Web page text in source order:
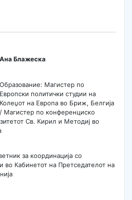
Ана Блажеска
Образование: Магистер по
Европски политички студии на
Колеџот на Европа во Бриж, Белгија
/ Магистер по конференциско
Св. Кирил и Методиј во
за координација со
во Кабинетот на Претседателот на